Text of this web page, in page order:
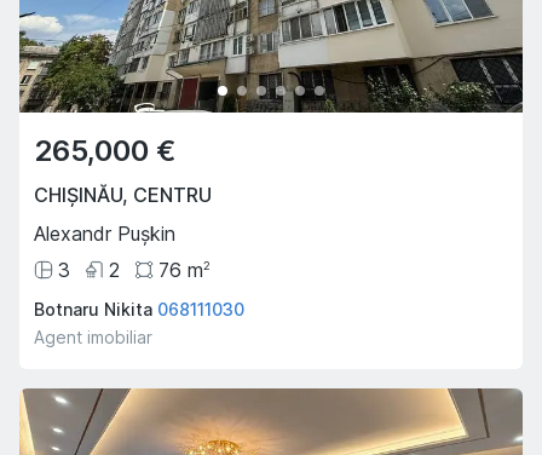
265,000 €
CHIȘINĂU, CENTRU
Alexandr Pușkin
3
2 76 m2
Botnaru Nikita 068111030
Agent imobiliar